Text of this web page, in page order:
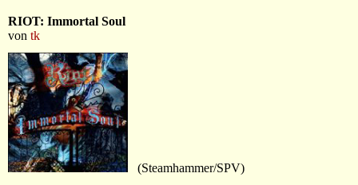
RIOT: Immortal Soul
von tk
(Steamhammer/SPV)